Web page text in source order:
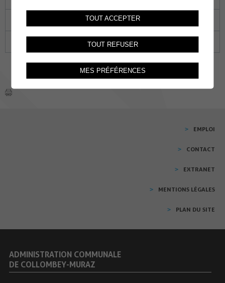
27 28
03
EMPLOI
CONTACT
EXTRANET
MENTIONS LÉGALES
PLAN DU SITE
ADMINISTRATION COMMUNALE
DE COLLOMBEY-MURAZ
TOUT ACCEPTER
TOUT REFUSER
MES PRÉFÉRENCES